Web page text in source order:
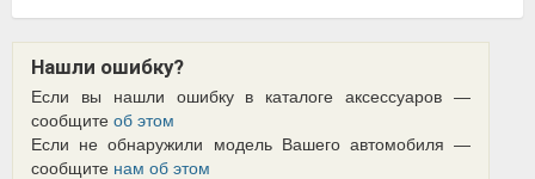
Нашли ошибку?
Если вы нашли ошибку в каталоге аксессуаров —
сообщите об этом
Если не обнаружили модель Вашего автомобиля —
сообщите нам об этом